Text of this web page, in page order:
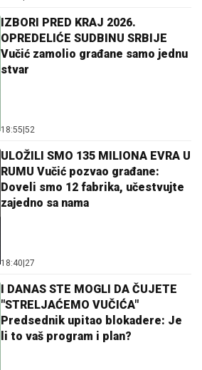
IZBORI PRED KRAJ 2026.
OPREDELIĆE SUDBINU SRBIJE
Vučić zamolio građane samo jednu
stvar
18:55 52
ULOŽILI SMO 135 MILIONA EVRA U
RUMU Vučić pozvao građane:
Doveli smo 12 fabrika, učestvujte
zajedno sa nama
18:40 27
I DANAS STE MOGLI DA ČUJETE
"STRELJAĆEMO VUČIĆA"
Predsednik upitao blokadere: Je
li to vaš program i plan?